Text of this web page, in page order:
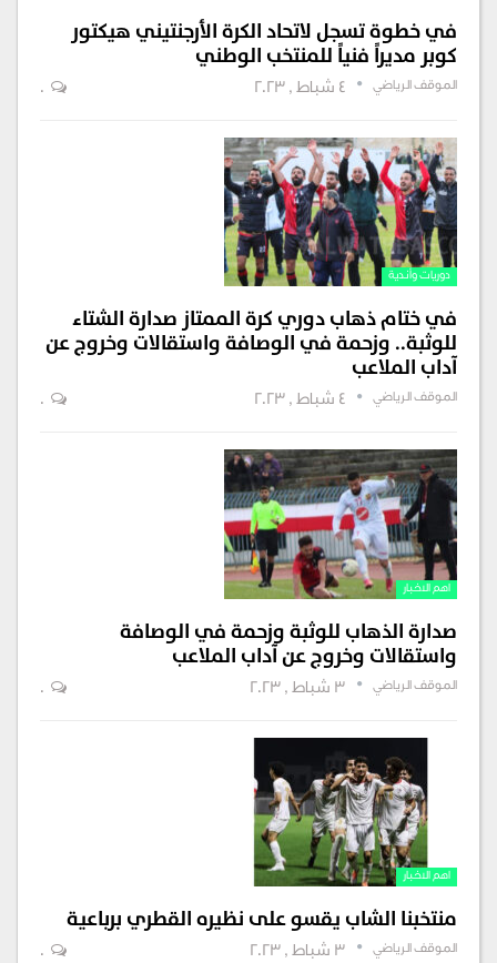
في خطوة تسجل لاتحاد الكرة الأرجنتيني هيكتور
كوبر مديراً فنياً للمنتخب الوطني
الموقف الرياضي 0
دوريات وأندية
في ختام ذهاب دوري كرة الممتاز صدارة الشتاء
للوثبة.. وزحمة في الوصافة واستقالات وخروج عن
آداب الملاعب
الموقف الرياضي 0
اهم الاخبار
صدارة الذهاب للوثبة وزحمة في الوصافة
واستقالات وخروج عن آداب الملاعب
الموقف الرياضي 3 شباط , 2023 0
اهم الاخبار
منتخبنا الشاب يقسو على نظيره القطري برباعية
الموقف الرياضي 3 شباط , 2023 0